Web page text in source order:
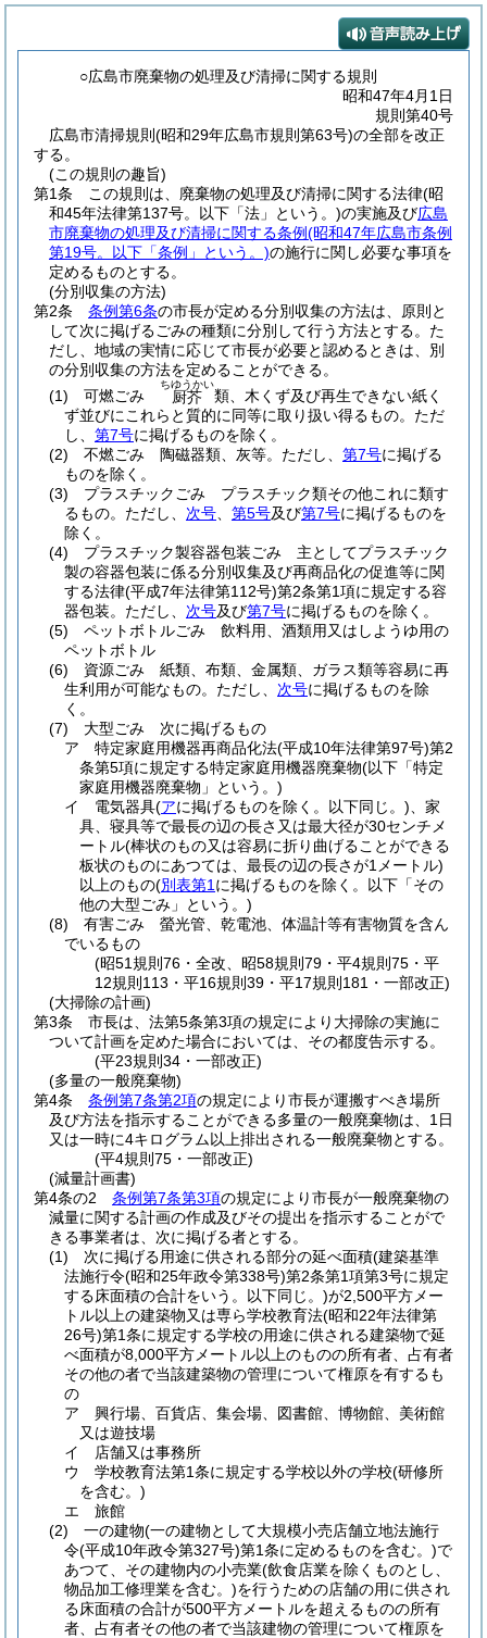
○広島市廃棄物の処理及び清掃に関する規則
昭和47年4月1日
規則第40号
広島市清掃規則(昭和29年広島市規則第63号)の全部を改正
する。
(この規則の趣旨)
第1条
この規則は、廃棄物の処理及び清掃に関する法律(昭
和45年法律第137号。以下「法」という。)の実施及び広島
市廃棄物の処理及び清掃に関する条例(昭和47年広島市条例
第19号。以下「条例」という。)の施行に関し必要な事項を
定めるものとする。
(分別収集の方法)
第2条
条例第6条の市長が定める分別収集の方法は、原則と
して次に掲げるごみの種類に分別して行う方法とする。 た
だし、地域の実情に応じて市長が必要と認めるときは、別
の分別収集の方法を定めることができる。
(1)
可燃ごみ 厨芥
ちゆうかい
類、木くず及び再生できない紙く
ず並びにこれらと質的に同等に取り扱い得るもの。 ただ
し、 第7号に掲げるものを除く。
(2)
不燃ごみ 陶磁器類、灰等。 ただし、 第7号に掲げる
ものを除く。
(3)
プラスチックごみ プラスチック類その他これに類す
るもの。 ただし、 次号 第5号及び第7号に掲げるものを
除く。
(4)
プラスチック製容器包装ごみ 主としてプラスチック
製の容器包装に係る分別収集及び再商品化の促進等に関
する法律(平成7年法律第112号)第2条第1項に規定する容
器包装。 ただし、 次号及び第7号に掲げるものを除く。
(5)
ペットボトルごみ 飲料用、酒類用又はしようゆ用の
ペットボトル
(6)
資源ごみ 紙類、布類、金属類、ガラス類等容易に再
生利用が可能なもの。 ただし、 次号に掲げるものを除
く。
(7)
大型ごみ 次に掲げるもの
ア
特定家庭用機器再商品化法(平成10年法律第97号)第2
条第5項に規定する特定家庭用機器廃棄物(以下「特定
家庭用機器廃棄物」という。)
イ
電気器具(アに掲げるものを除く。以下同じ。) 、家
具、寝具等で最長の辺の長さ又は最大径が30センチメ
ートル(棒状のもの又は容易に折り曲げることができる
板状のものにあつては、最長の辺の長さが1メートル)
以上のもの(別表第1 に掲げるものを除く。以下「その
他の大型ごみ」という。)
(8)
有害ごみ 螢光管、乾電池、体温計等有害物質を含ん
でいるもの
(昭51規則76・全改、昭58規則79・平4規則75・平
12規則113・平16規則39・平17規則181・一部改正)
(大掃除の計画)
第3条
市長は、法第5条第3項の規定により大掃除の実施に
ついて計画を定めた場合においては、その都度告示する。
(平23規則34・一部改正)
(多量の一般廃棄物)
第4条
条例第7条第2項の規定により市長が運搬すべき場所
及び方法を指示することができる多量の一般廃棄物は、1日
又は一時に4キログラム以上排出される一般廃棄物とする。
(平4規則75・一部改正)
(減量計画書)
第4条の2
条例第7条第3項の規定により市長が一般廃棄物の
減量に関する計画の作成及びその提出を指示することがで
きる事業者は、次に掲げる者とする。
(1)
次に掲げる用途に供される部分の延べ面積(建築基準
法施行令(昭和25年政令第338号)第2条第1項第3号に規定
する床面積の合計をいう。以下同じ。)が2,500平方メー
トル以上の建築物又は専ら学校教育法(昭和22年法律第
26号)第1条に規定する学校の用途に供される建築物で延
べ面積が8,000平方メートル以上のものの所有者、占有者
その他の者で当該建築物の管理について権原を有するも
の
ア
興行場、百貨店、集会場、図書館、博物館、美術館
又は遊技場
イ
店舗又は事務所
ウ
学校教育法第1条に規定する学校以外の学校(研修所
を含む。)
エ
旅館
(2)
一の建物(一の建物として大規模小売店舗立地法施行
令(平成10年政令第327号)第1条に定めるものを含む。)で
あつて、その建物内の小売業(飲食店業を除くものとし、
物品加工修理業を含む。)を行うための店舗の用に供され
る床面積の合計が500平方メートルを超えるものの所有
者、占有者その他の者で当該建物の管理について権原を